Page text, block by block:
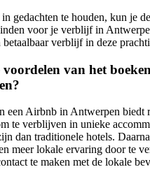
gedachten te houden, kun je
voor je verblijf in
verblijf in deze
van het
een Airbnb in Antwerpen biedt
te verblijven in unieke
dan traditionele hotels.
meer lokale ervaring door te
te maken met de lokale